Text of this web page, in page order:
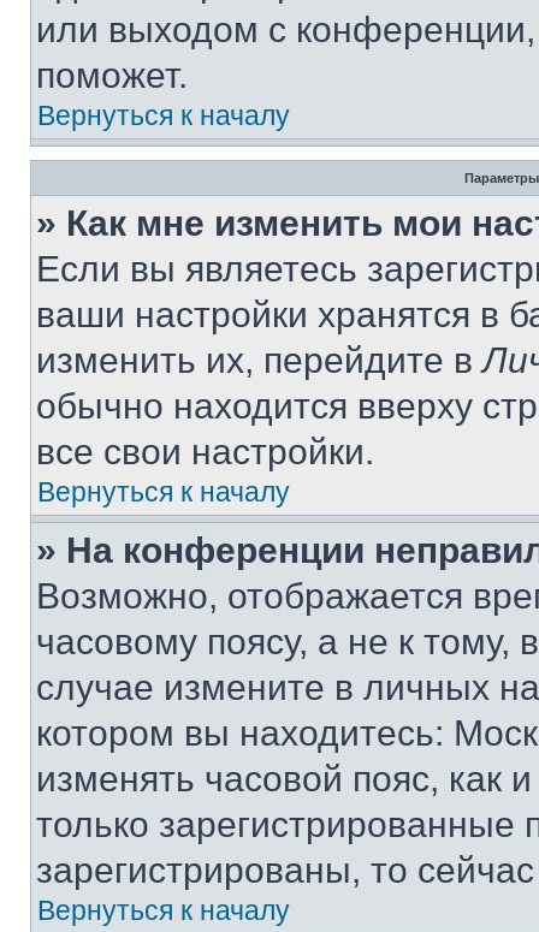
или выходом с
поможет.
Вернуться к началу
Параметры
» Как мне изменить мои
Если вы являетесь
ваши настройки хранятся в
изменить их, перейдите в
обычно находится вверху
все свои настройки.
Вернуться к началу
» На конференции
Возможно, отображается
часовому поясу, а не к тому,
случае измените в личных
котором вы находитесь:
изменять часовой пояс, как
только
зарегистрированы, то
Вернуться к началу